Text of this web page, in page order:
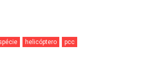
helicóptero pcc